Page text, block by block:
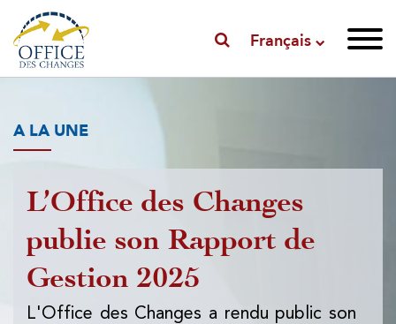
Français
A LA UNE
L’Office des Changes
publie son Rapport de
Gestion 2025
L'Office des Changes a rendu public son